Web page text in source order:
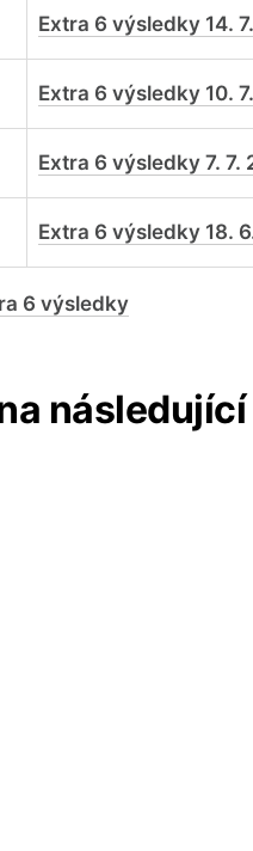
Extra 6 výsledky 14.
Extra 6 výsledky 10.
Extra 6 výsledky 7. 7.
Extra 6 výsledky 18.
6 výsledky